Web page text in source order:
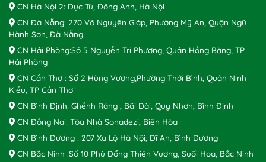
CN Hà Nội 2: Dục Tú, Đông Anh, Hà Nội
CN Đà Nẵng: 270 Võ Nguyên Giáp, Phường Mỹ An, Quận Ngũ
Hành Sơn, Đà Nẵng
CN Hải Phòng:Số 5 Nguyễn Tri Phương, Quận Hồng Bàng, TP
Hải Phòng
CN Cần Thơ : Số 2 Hùng Vương,Phường Thới Bình, Quận Ninh
Kiều, TP Cần Thơ
CN Bình Định: Ghềnh Ráng , Bãi Dài, Quy Nhơn, Bình Định
CN Đồng Nai: Tòa Nhà Sonadezi, Biên Hòa
CN Bình Dương : 207 Xa Lộ Hà Nội, Dĩ An, Bình Dương
CN Bắc Ninh :Số 10 Phù Đổng Thiên Vương, Suối Hoa, Bắc Ninh